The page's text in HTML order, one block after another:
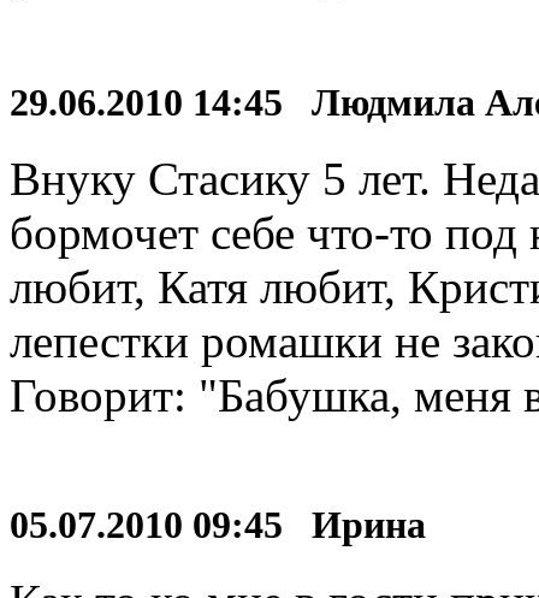
29.06.2010 14:45 Людмила
Внуку Стасику 5 лет.
бормочет себе что-то
любит, Катя любит,
лепестки ромашки не
Говорит: "Бабушка, меня
05.07.2010 09:45 Ирина